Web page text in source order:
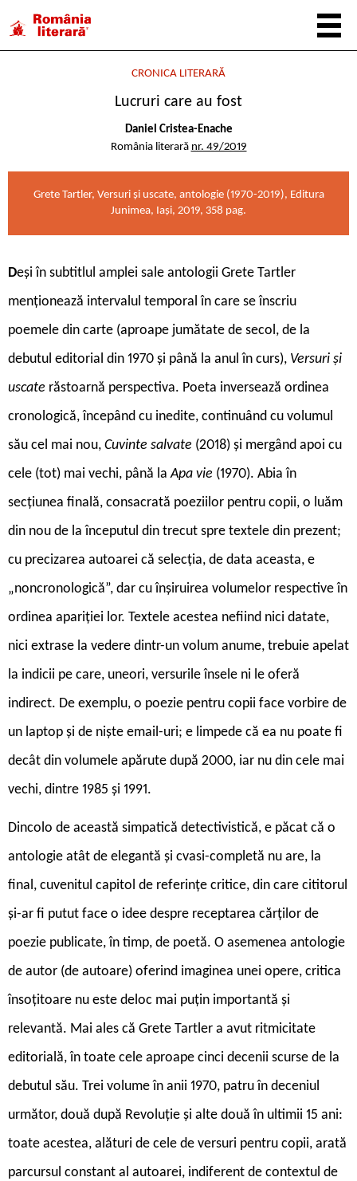
CRONICA LITERARĂ
Lucruri care au fost
Daniel Cristea-Enache
România literară nr. 49/2019
Grete Tartler, Versuri și uscate, antologie (1970-2019), Editura
Junimea, Iași, 2019, 358 pag.
Deși în subtitlul amplei sale antologii Grete Tartler
menționează intervalul temporal în care se înscriu
poemele din carte (aproape jumătate de secol, de la
debutul editorial din 1970 și până la anul în curs), Versuri și
uscate răstoarnă perspectiva. Poeta inversează ordinea
cronologică, începând cu inedite, continuând cu volumul
său cel mai nou, Cuvinte salvate (2018) și mergând apoi cu
cele (tot) mai vechi, până laApa vie (1970). Abia în
secțiunea finală, consacrată poeziilor pentru copii, o luăm
din nou de la începutul din trecut spre textele din prezent;
cu precizarea autoarei că selecția, de data aceasta, e
„noncronologică”, dar cu înșiruirea volumelor respective în
ordinea apariției lor. Textele acestea nefiind nici datate,
nici extrase la vedere dintr-un volum anume, trebuie apelat
la indicii pe care, uneori, versurile însele ni le oferă
indirect. De exemplu, o poezie pentru copii face vorbire de
un laptop și de niște email-uri; e limpede că ea nu poate fi
decât din volumele apărute după 2000, iar nu din cele mai
vechi, dintre 1985 și 1991.
Dincolo de această simpatică detectivistică, e păcat că o
antologie atât de elegantă și cvasi-completă nu are, la
final, cuvenitul capitol de referințe critice, din care cititorul
și-ar fi putut face o idee despre receptarea cărților de
poezie publicate, în timp, de poetă. O asemenea antologie
de autor (de autoare) oferind imaginea unei opere, critica
însoțitoare nu este deloc mai puțin importantă și
relevantă. Mai ales că Grete Tartler a avut ritmicitate
editorială, în toate cele aproape cinci decenii scurse de la
debutul său. Trei volume în anii 1970, patru în deceniul
următor, două după Revoluție și alte două în ultimii 15 ani:
toate acestea, alături de cele de versuri pentru copii, arată
parcursul constant al autoarei, indiferent de contextul de